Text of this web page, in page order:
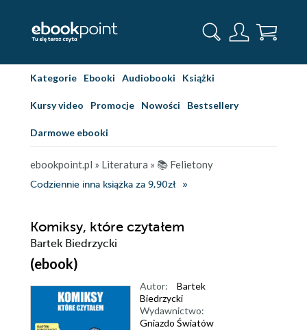
Kategorie Ebooki Audiobooki Książki
Kursy video Promocje Nowości Bestsellery
Darmowe ebooki
ebookpoint.pl » Literatura » 📚 Felietony
Codziennie inna książka za 9,90zł
Komiksy, które czytałem
Bartek Biedrzycki
(ebook)
Autor:
Bartek
Biedrzycki
Wydawnictwo:
Gniazdo Światów